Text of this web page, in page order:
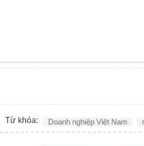
Từ khóa: Doanh nghiệp Việt Nam